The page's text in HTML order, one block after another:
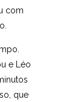
com
e Léo
que